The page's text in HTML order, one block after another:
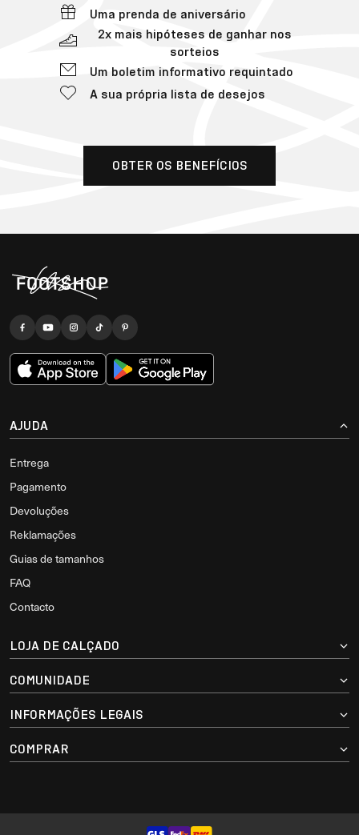
Uma prenda de aniversário
2x mais hipóteses de ganhar nos
sorteios
Um boletim informativo requintado
A sua própria lista de desejos
OBTER OS BENEFÍCIOS
AJUDA
Entrega
Pagamento
Devoluções
Reklamações
Guias de tamanhos
FAQ
Contacto
LOJA DE CALÇADO
COMUNIDADE
INFORMAÇÕES LEGAIS
COMPRAR